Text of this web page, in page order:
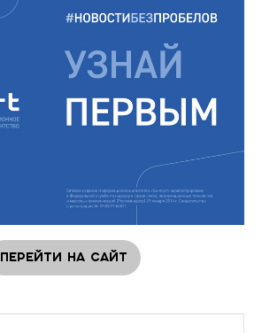
Перейти на сайт